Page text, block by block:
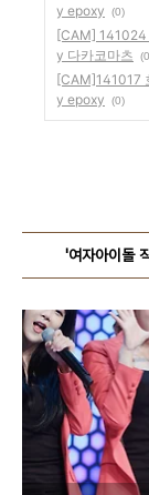
y epoxy
(0)
[CAM] 141024
y 다카코마츠
[CAM]141017
y epoxy
(0)
'여자아이돌